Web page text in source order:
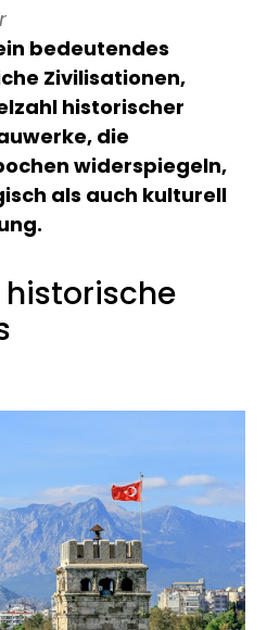
bedeutendes
Zivilisationen,
historischer
die
widerspiegeln,
als auch kulturell
historische